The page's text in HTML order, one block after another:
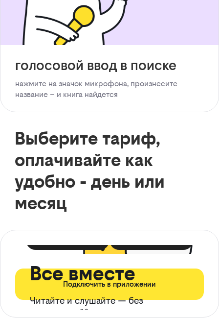
голосовой ввод в поиске
нажмите на значок микрофона, произнесите
название – и книга найдется
Выберите тариф,
оплачивайте как
удобно - день или
месяц
Все вместе
Читайте и слушайте — без
ограничений*
Подключить в приложении